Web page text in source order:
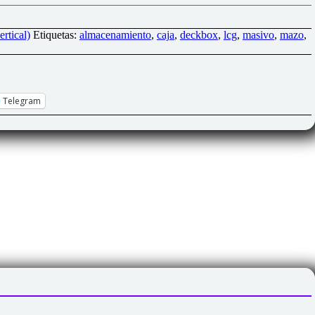
Etiquetas: almacenamiento, caja, deckbox, lcg, masivo, mazo,
Telegram